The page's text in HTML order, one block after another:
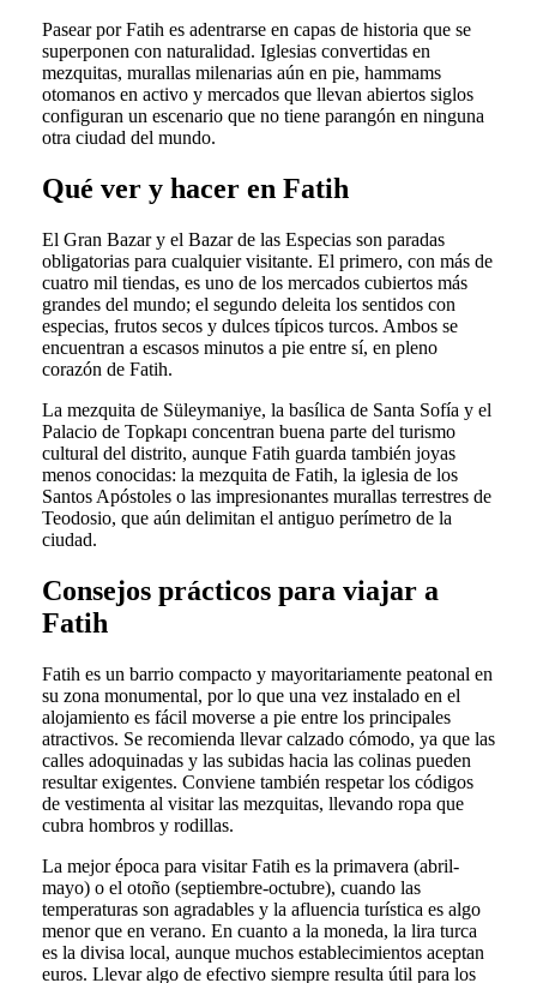
Pasear por Fatih es adentrarse en capas de historia que se
superponen con naturalidad. Iglesias convertidas en
mezquitas, murallas milenarias aún en pie, hammams
otomanos en activo y mercados que llevan abiertos siglos
configuran un escenario que no tiene parangón en ninguna
otra ciudad del mundo.
Qué ver y hacer en Fatih
El Gran Bazar y el Bazar de las Especias son paradas
obligatorias para cualquier visitante. El primero, con más de
cuatro mil tiendas, es uno de los mercados cubiertos más
grandes del mundo; el segundo deleita los sentidos con
especias, frutos secos y dulces típicos turcos. Ambos se
encuentran a escasos minutos a pie entre sí, en pleno
corazón de Fatih.
La mezquita de Süleymaniye, la basílica de Santa Sofía y el
Palacio de Topkapı concentran buena parte del turismo
cultural del distrito, aunque Fatih guarda también joyas
menos conocidas: la mezquita de Fatih, la iglesia de los
Santos Apóstoles o las impresionantes murallas terrestres de
Teodosio, que aún delimitan el antiguo perímetro de la
ciudad.
Consejos prácticos para viajar a
Fatih
Fatih es un barrio compacto y mayoritariamente peatonal en
su zona monumental, por lo que una vez instalado en el
alojamiento es fácil moverse a pie entre los principales
atractivos. Se recomienda llevar calzado cómodo, ya que las
calles adoquinadas y las subidas hacia las colinas pueden
resultar exigentes. Conviene también respetar los códigos
de vestimenta al visitar las mezquitas, llevando ropa que
cubra hombros y rodillas.
La mejor época para visitar Fatih es la primavera (abril-
mayo) o el otoño (septiembre-octubre), cuando las
temperaturas son agradables y la afluencia turística es algo
menor que en verano. En cuanto a la moneda, la lira turca
es la divisa local, aunque muchos establecimientos aceptan
euros. Llevar algo de efectivo siempre resulta útil para los